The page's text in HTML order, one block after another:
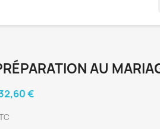
AU
€